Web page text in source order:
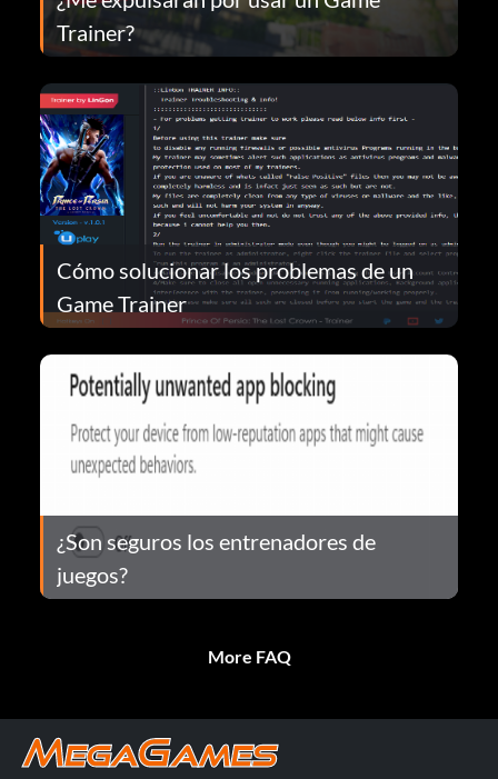
Trainer?
Cómo solucionar los problemas de un
Game Trainer
¿Son seguros los entrenadores de
juegos?
More FAQ